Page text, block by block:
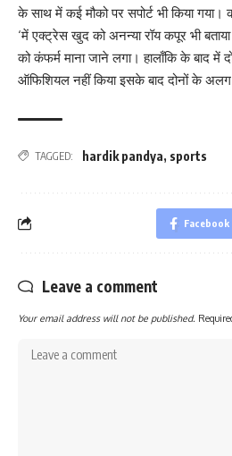
के साथ में कई मौको पर सपोर्ट भी किया
‘में एक्ट्रेस खुद को अनन्या रॉय कपूर भी
को कंफर्म माना जाने लगा। हालाँकि के बाद में
ऑफिशियल नहीं किया इसके बाद दोनों के
TAGGED: hardik pandya, sports
Facebook
Leave a comment
Your email address will not be published.